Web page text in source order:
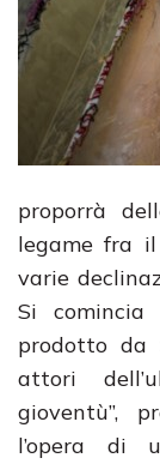
proporrà
legame fra
varie
Si
prodotto da
attori
gioventù”,
l’opera di